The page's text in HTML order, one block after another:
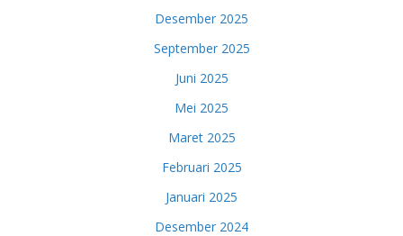
Desember 2025
September 2025
Juni 2025
Mei 2025
Maret 2025
Februari 2025
Januari 2025
Desember 2024